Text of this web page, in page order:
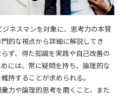
ネスマンを対象に、思考力の本質
的な視点から詳細に解説してき
ず、得た知識を実践や自己改善の
には、常に疑問を持ち、論理的な
持することが求められる。
力や論理的思考を磨くこと、また